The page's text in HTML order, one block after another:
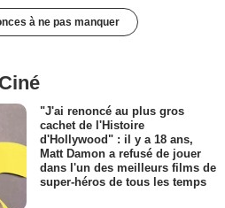
à ne pas manquer
"J'ai renoncé au plus gros
cachet de l'Histoire
d'Hollywood" : il y a 18 ans,
Matt Damon a refusé de jouer
dans l'un des meilleurs films de
super-héros de tous les temps